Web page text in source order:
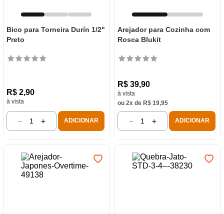
Bico para Torneira Durín 1/2"
Preto
R$ 2,90
à vista
＋
－ ADICIONAR
Arejador para Cozinha com
Rosca Blukit
R$ 39,90
à vista
ou 2x de R$ 19,95
＋
－ ADICIONAR